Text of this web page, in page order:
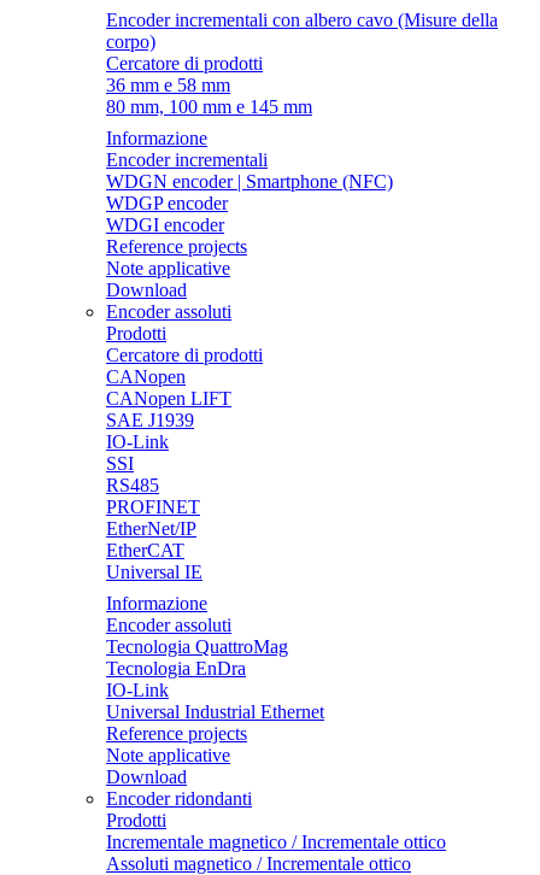
Encoder incrementali con albero cavo (Misure della
corpo)
Cercatore di prodotti
36 mm e 58 mm
80 mm, 100 mm e 145 mm
Informazione
Encoder incrementali
WDGN encoder | Smartphone (NFC)
WDGP encoder
WDGI encoder
Reference projects
Note applicative
Download
Encoder assoluti
Prodotti
Cercatore di prodotti
CANopen
CANopen LIFT
SAE J1939
IO-Link
SSI
RS485
PROFINET
EtherNet/IP
EtherCAT
Universal IE
Informazione
Encoder assoluti
Tecnologia QuattroMag
Tecnologia EnDra
IO-Link
Universal Industrial Ethernet
Reference projects
Note applicative
Download
Encoder ridondanti
Prodotti
Incrementale magnetico / Incrementale ottico
Assoluti magnetico / Incrementale ottico